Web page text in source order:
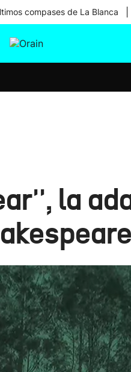
compases de La Blanca
la